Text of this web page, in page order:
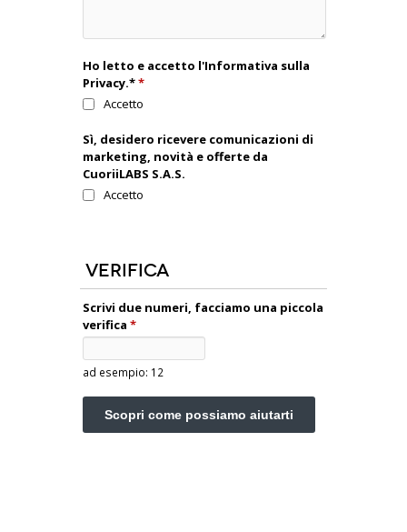
Ho letto e accetto l'Informativa sulla
Privacy.**
Accetto
Sì, desidero ricevere comunicazioni di
marketing, novità e offerte da
CuoriiLABS S.A.S.
Accetto
Verifica
Scrivi due numeri, facciamo una piccola
verifica *
ad esempio: 12